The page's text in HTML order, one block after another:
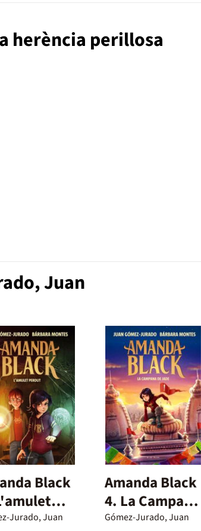
herència perillosa
Juan
Black
Jurado, Juan
Amanda Black
4. La Campana
de Jade (Cat)
Gómez-Jurado, Juan